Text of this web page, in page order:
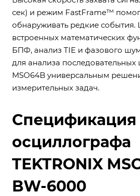
сек) и режим FastFrame™
обнаруживать редкие
встроенных математических
БПФ, анализ TIE и фазового
для анализа
MSO64B универсальным
измерительных задач.
Спецификация
осциллографа
TEKTRONIX
BW-6000